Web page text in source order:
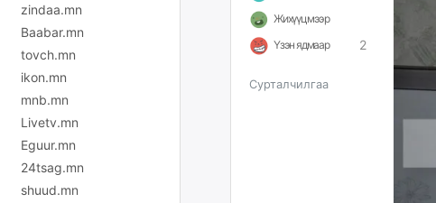
zindaa.mn
Baabar.mn
tovch.mn
ikon.mn
mnb.mn
Livetv.mn
Eguur.mn
24tsag.mn
shuud.mn
Жихүүцмээр
Үзэн ядмаар
2
Сурталчилгаа